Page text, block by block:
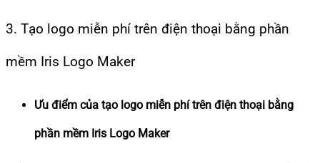
3. Tạo logo miễn phí trên điện thoại bằng phần
mềm Iris Logo Maker
Ưu điểm của tạo logo miễn phí trên điện thoại bằng
phần mềm Iris Logo Maker